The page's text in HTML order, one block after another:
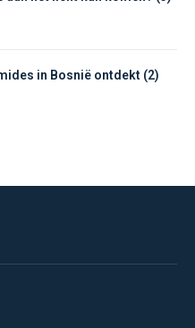
in Bosnië ontdekt (2)